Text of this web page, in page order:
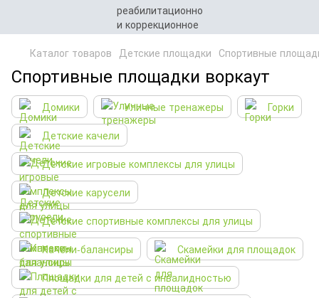
Каталог товаров Детские площадки Спортивные
Спортивные площадки воркаут
Домики Уличные тренажеры
Горки
Детские качели
Детские игровые комплексы для улицы
Детские карусели
Детские спортивные комплексы для улицы
Качели-балансиры
Скамейки для площадок
Площадки для детей с инвалидностью